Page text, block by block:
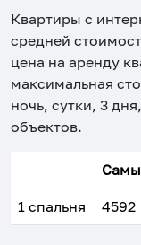
Квартиры с
средней
цена на аренду
максимальная
ночь, сутки, 3
объектов.
1 спальня 4592